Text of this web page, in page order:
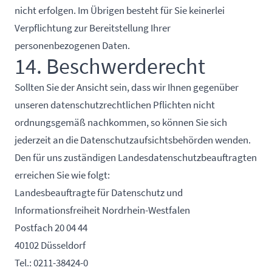
nicht erfolgen. Im Übrigen besteht für Sie keinerlei
Verpflichtung zur Bereitstellung Ihrer
personenbezogenen Daten.
14. Beschwerderecht
Sollten Sie der Ansicht sein, dass wir Ihnen gegenüber
unseren datenschutzrechtlichen Pflichten nicht
ordnungsgemäß nachkommen, so können Sie sich
jederzeit an die Datenschutzaufsichtsbehörden wenden.
Den für uns zuständigen Landesdatenschutzbeauftragten
erreichen Sie wie folgt:
Landesbeauftragte für Datenschutz und
Informationsfreiheit Nordrhein-Westfalen
Postfach 20 04 44
40102 Düsseldorf
Tel.:0211-38424-0